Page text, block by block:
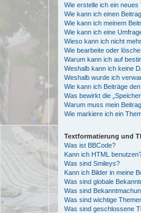
Wie erstelle ich ein
Wie kann ich einen
Wie kann ich meinem
Wie kann ich eine
Wieso kann ich nicht
Wie bearbeite oder
Warum kann ich auf
Weshalb kann ich keine
Weshalb wurde ich
Wie kann ich Beiträge
Was bewirkt die
Warum muss mein
Wie markiere ich ein
Textformatierung und
Was ist BBCode?
Kann ich HTML
Was sind Smileys?
Kann ich Bilder in meine
Was sind globale
Was sind
Was sind wichtige
Was sind geschlossene